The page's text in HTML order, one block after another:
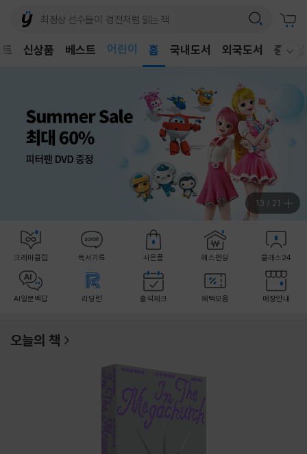
신상품 베스트
독후감
홈 국내도서 외국도서 중고샵
13 / 21
크레마클럽 독서기록 사은품 예스펀딩 클래스24
AI일문백답 리딩런 출석체크 혜택모음 매장안내
오늘의 책